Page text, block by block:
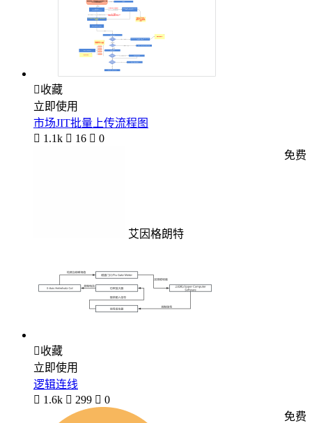
收藏
立即使用
市场JIT批量上传流程图
 1.1k  16  0
艾因格朗特
免费
收藏
立即使用
逻辑连线
 1.6k  299  0
免费